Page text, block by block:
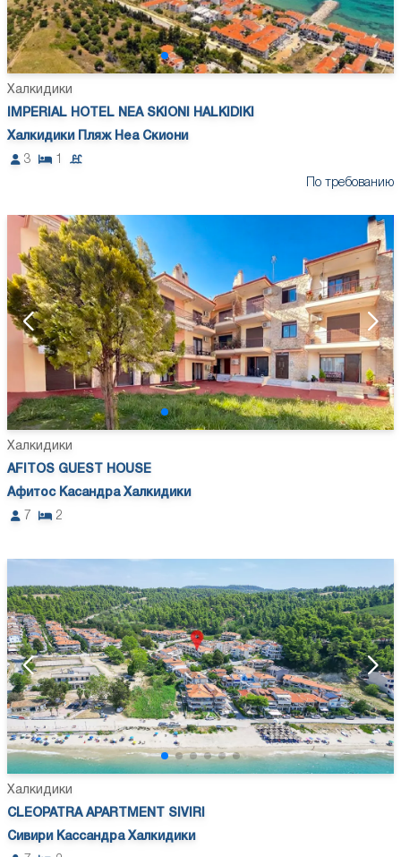
Халкидики
IMPERIAL HOTEL NEA SKIONI HALKIDIKI
Халкидики Пляж Неа Скиони
3
1
По требованию
Халкидики
AFITOS GUEST HOUSE
Афитос Касандра Халкидики
7
2
Халкидики
CLEOPATRA APARTMENT SIVIRI
Сивири Кассандра Халкидики